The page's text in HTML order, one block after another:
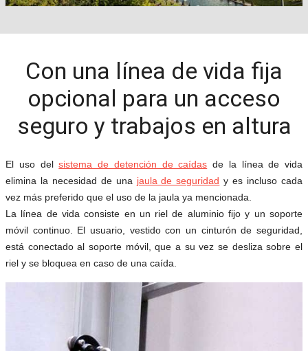
Con una línea de vida fija
opcional para un acceso
seguro y trabajos en altura
El uso delsistema de detención de caídas de la línea de vida
elimina la necesidad de una jaula de seguridad y es incluso cada
vez más preferido que el uso de la jaula ya mencionada.
La línea de vida consiste en un riel de aluminio fijo y un soporte
móvil continuo. El usuario, vestido con un cinturón de seguridad,
está conectado al soporte móvil, que a su vez se desliza sobre el
riel y se bloquea en caso de una caída.